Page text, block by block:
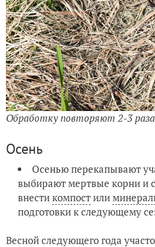
Обработку повторяют 2-3 раза
Осень
Осенью перекапывают
выбирают мертвые корни и
внестикомпостили
подготовки к следующему
Весной следующего года